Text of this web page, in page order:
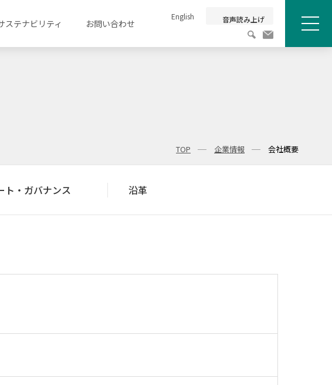
ステナビリティ お問い合わせ
English 音声読み上げ
メニ
TOP 企業情報 会社概要
ト・ガバナンス 沿革